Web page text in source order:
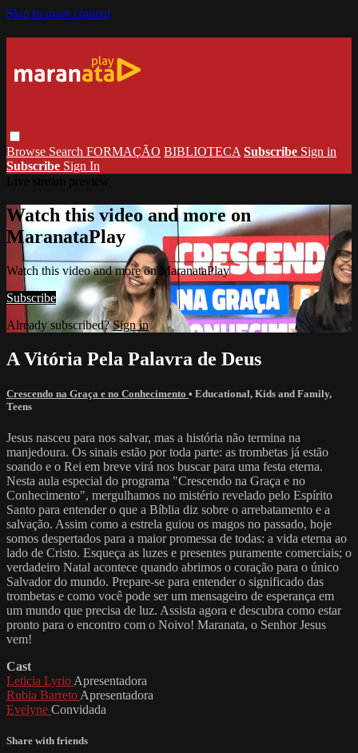
Skip to main content
Browse Search FORMAÇÃO BIBLIOTECA Subscribe Sign in
Subscribe Sign In
Watch this video and more on
MaranataPlay
Watch this video and more on MaranataPlay
Subscribe
Already subscribed?Sign in
A Vitória Pela Palavra de Deus
Crescendo na Graça e no Conhecimento • Educational, Kids and Family,
Teens
Jesus nasceu para nos salvar, mas a história não termina na
manjedoura. Os sinais estão por toda parte: as trombetas já estão
soando e o Rei em breve virá nos buscar para uma festa eterna.
Nesta aula especial do programa "Crescendo na Graça e no
Conhecimento", mergulhamos no mistério revelado pelo Espírito
Santo para entender o que a Bíblia diz sobre o arrebatamento e a
salvação. Assim como a estrela guiou os magos no passado, hoje
somos despertados para a maior promessa de todas: a vida eterna ao
lado de Cristo. Esqueça as luzes e presentes puramente comerciais; o
verdadeiro Natal acontece quando abrimos o coração para o único
Salvador do mundo. Prepare-se para entender o significado das
trombetas e como você pode ser um mensageiro de esperança em
um mundo que precisa de luz. Assista agora e descubra como estar
pronto para o encontro com o Noivo! Maranata, o Senhor Jesus
vem!
Cast
Leticia Lyrio Apresentadora
Rubia Barreto Apresentadora
Evelyne Convidada
Share with friends